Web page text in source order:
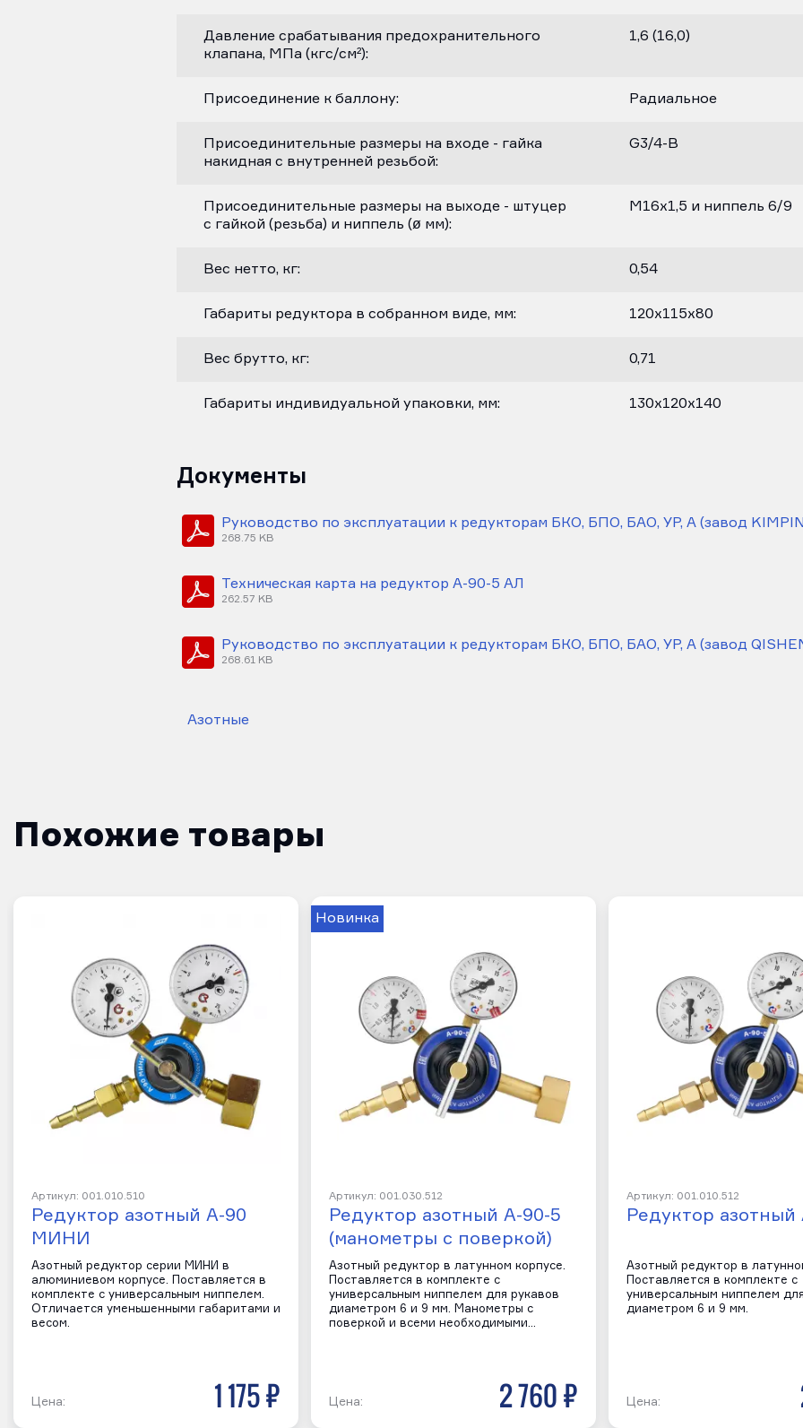
Давление срабатывания предохранительного
клапана, МПа (кгс/см²):
1,6 (16,0)
Присоединение к баллону: Радиальное
Присоединительные размеры на входе - гайка
накидная с внутренней резьбой:
G3/4-B
Присоединительные размеры на выходе - штуцер
с гайкой (резьба) и ниппель (ø мм):
M16х1,5 и ниппель 6/9
Вес нетто, кг: 0,54
Габариты редуктора в собранном виде, мм: 120х115х80
Вес брутто, кг: 0,71
Габариты индивидуальной упаковки, мм: 130х120х140
Документы
Руководство по эксплуатации к редукторам БКО, БПО, БАО, УР, А (завод
268.75 KB
Техническая карта на редуктор А-90-5 АЛ
262.57 KB
Руководство по эксплуатации к редукторам БКО, БПО, БАО, УР, А (завод
268.61 KB
Азотные
Похожие товары
Артикул: 001.010.510
Редуктор азотный А-90
МИНИ
Азотный редуктор серии МИНИ в
алюминиевом корпусе. Поставляется в
комплекте с универсальным ниппелем.
Отличается уменьшенными габаритами и
весом.
Цена: 1 175 р
Новинка
Артикул: 001.030.512
Редуктор азотный А-90-5
(манометры с поверкой)
Азотный редуктор в латунном корпусе.
Поставляется в комплекте с
универсальным ниппелем для рукавов
диаметром 6 и 9 мм. Манометры с
поверкой и всеми необходимыми…
Цена: 2 760 р
Артикул: 001.010.512
Редуктор азотный
Азотный редуктор в
Поставляется в комплекте с
универсальным ниппелем
диаметром 6 и 9 мм.
Цена: